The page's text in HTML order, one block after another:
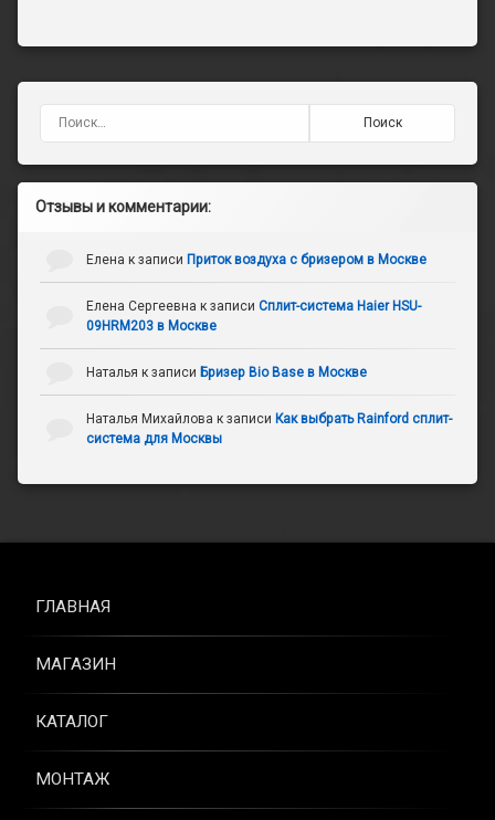
Отзывы и комментарии:
Елена к записи Приток воздуха с бризером в Москве
Елена Сергеевна к записи Сплит-система Haier HSU-
09HRM203 в Москве
Наталья к записи Бризер Bio Base в Москве
Наталья Михайлова к записи Как выбрать Rainford сплит-
система для Москвы
ГЛАВНАЯ
МАГАЗИН
КАТАЛОГ
МОНТАЖ